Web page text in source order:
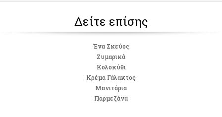
Δείτε επίσης
Ένα Σκεύος
Ζυμαρικά
Κολοκύθι
Κρέμα Γάλακτος
Μανιτάρια
Παρμεζάνα